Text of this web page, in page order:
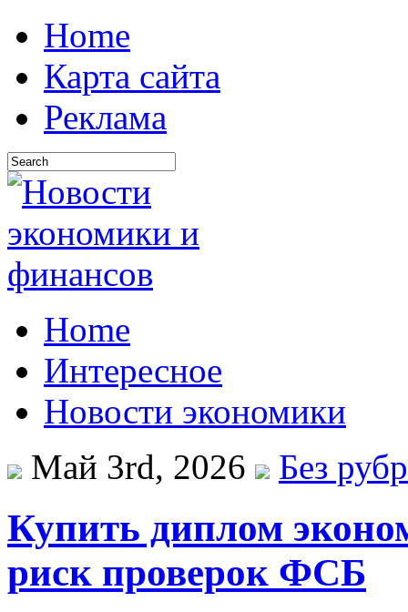
Home
Карта сайта
Реклама
Home
Интересное
Новости экономики
Май 3rd, 2026
Без
Купить диплом
риск проверок ФСБ